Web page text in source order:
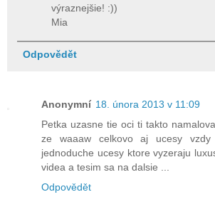
výraznejšie! :))
Mia
Odpovědět
Anonymní 18. února 2013 v 11:09
Petka uzasne tie oci ti takto
ze waaaw celkovo aj ucesy
jednoduche ucesy ktore vyzeraju
videa a tesim sa na dalsie ...
Odpovědět